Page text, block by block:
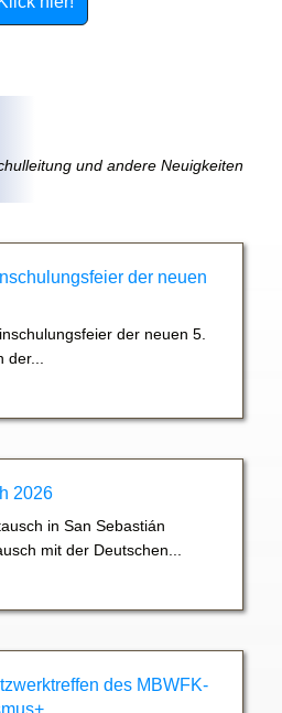
und andere Neuigkeiten
der neuen
der neuen 5.
2026
in San Sebastián
mit der Deutschen...
des MBWFK-